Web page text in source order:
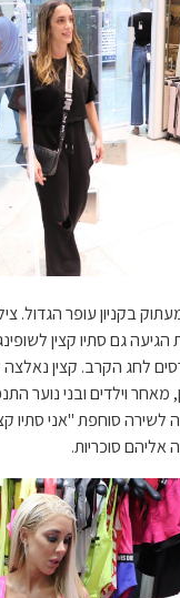
עופר הגדול. צילום:
גם סתיו קצין לשופינג
לחג הקרב. קצין נאלצה
וילדים ובני נוער
סוחפת "אני סתיו קצין
סוכריות.